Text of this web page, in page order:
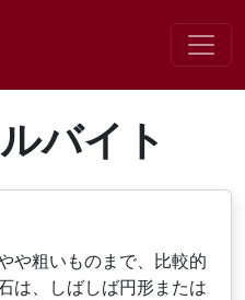
バイト
や粗いものまで、比較的
は、しばしば円形または